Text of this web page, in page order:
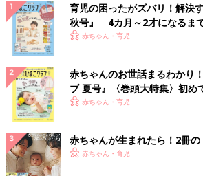
育児の困ったがズバリ！解決
秋号』 4カ月～2才になるま
いっぱい！
赤ちゃん・育児
赤ちゃんのお世話まるわかり
ブ 夏号』〈巻頭大特集〉初め
く！ おっぱい・ミルクの基本
赤ちゃん・育児
赤ちゃんが生まれたら！2冊の
赤ちゃん・育児